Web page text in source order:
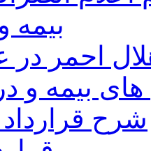
بيمه
احمر در
بیمه و
شرح قرارداد